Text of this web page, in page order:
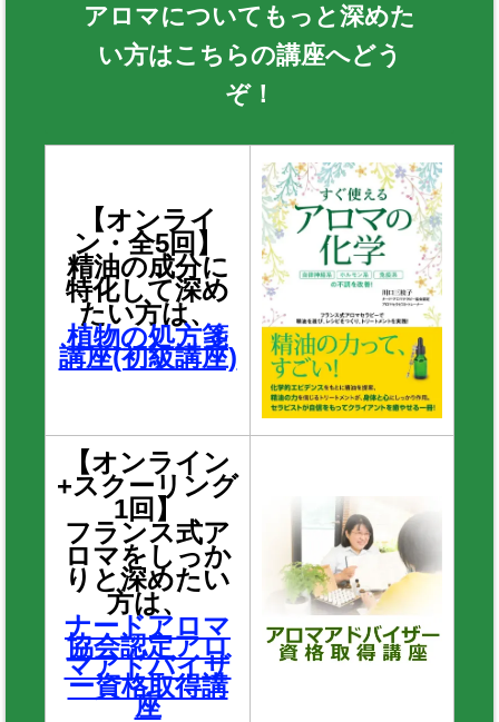
アロマについてもっと深めた
い方はこちらの講座へどう
ぞ！
【オンライ
ン・全5回】
精油の成分に
特化して深め
たい方は、
植物の処方箋
講座(初級講座)
【オンライン
+スクーリング
1回】
フランス式ア
ロマをしっか
りと深めたい
方は、
ナードアロマ
協会認定アロ
マアドバイザ
ー資格取得講
座